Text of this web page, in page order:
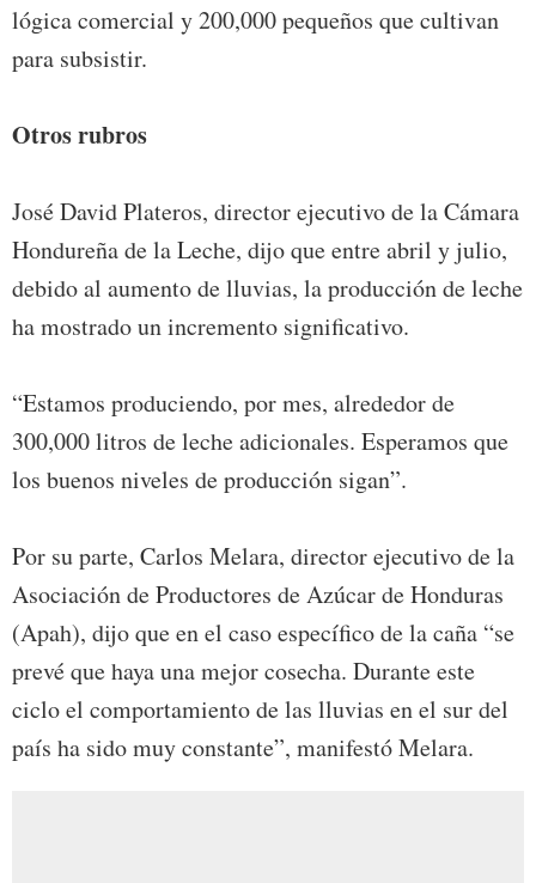
lógica comercial y 200,000 pequeños que cultivan
para subsistir.
Otros rubros
José David Plateros, director ejecutivo de la Cámara
Hondureña de la Leche, dijo que entre abril y julio,
debido al aumento de lluvias, la producción de leche
ha mostrado un incremento significativo.
“Estamos produciendo, por mes, alrededor de
300,000 litros de leche adicionales. Esperamos que
los buenos niveles de producción sigan”.
Por su parte, Carlos Melara, director ejecutivo de la
Asociación de Productores de Azúcar de Honduras
(Apah), dijo que en el caso específico de la caña “se
prevé que haya una mejor cosecha. Durante este
ciclo el comportamiento de las lluvias en el sur del
país ha sido muy constante”, manifestó Melara.